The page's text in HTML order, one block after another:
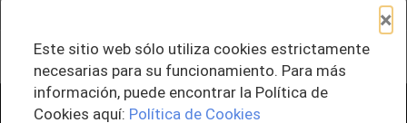
Cantidad 1
-
+ Agregar al Pedido
×
Este sitio web sólo utiliza cookies estrictamente
necesarias para su funcionamiento. Para más
información, puede encontrar la Política de
Cookies aquí: Política de Cookies